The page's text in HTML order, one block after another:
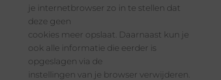
je internetbrowser zo in te stellen dat
deze geen
cookies meer opslaat. Daarnaast kun je
ook alle informatie die eerder is
opgeslagen via de
instellingen van je browser verwijderen.